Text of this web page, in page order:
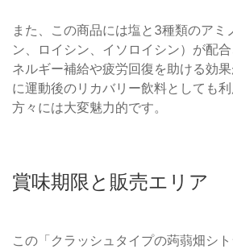
また、この商品には塩と3種類のアミ
ン、ロイシン、イソロイシン）が配
ネルギー補給や疲労回復を助ける効
に運動後のリカバリー飲料としても
方々には大変魅力的です。
賞味期限と販売エリア
この「クラッシュタイプの蒟蒻畑シト